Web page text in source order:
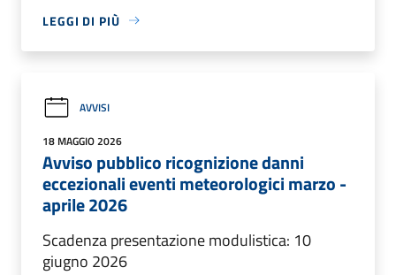
LEGGI DI PIÙ
AVVISI
18 MAGGIO 2026
Avviso pubblico ricognizione danni
eccezionali eventi meteorologici marzo -
aprile 2026
Scadenza presentazione modulistica: 10
giugno 2026